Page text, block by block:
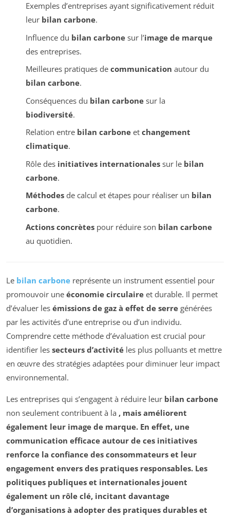
Exemples d’entreprises ayant significativement réduit
leur bilan carbone.
Influence du bilan carbonesur l’image de marque
des entreprises.
Meilleures pratiques de communication autour du
bilan carbone.
Conséquences du bilan carbonesur la
biodiversité.
Relation entre bilan carboneet changement
climatique.
Rôle des initiatives internationalessur le bilan
carbone.
Méthodesde calcul et étapes pour réaliser un bilan
carbone.
Actions concrètespour réduire son bilan carbone
au quotidien.
Le bilan carbone représente un instrument essentiel pour
promouvoir une économie circulaire et durable. Il permet
d’évaluer les émissions de gaz à effet de serre générées
par les activités d’une entreprise ou d’un individu.
Comprendre cette méthode d’évaluation est crucial pour
identifier les secteurs d’activité les plus polluants et mettre
en œuvre des stratégies adaptées pour diminuer leur impact
environnemental.
Les entreprises qui s’engagent à réduire leur bilan carbone
non seulement contribuent à la , mais améliorent
également leur image de marque. En effet, une
communication efficace autour de ces initiatives
renforce la confiance des consommateurs et leur
engagement envers des pratiques responsables. Les
politiques publiques et internationales jouent
également un rôle clé, incitant davantage
d’organisations à adopter des pratiques durables et